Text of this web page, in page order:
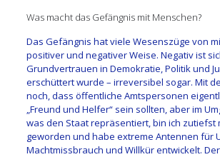
Was macht das Gefängnis mit Menschen?
Das Gefängnis hat viele Wesenszüge von
positiver und negativer Weise. Negativ ist
Grundvertrauen in Demokratie, Politik und
erschüttert wurde – irreversibel sogar. Mit
noch, dass öffentliche Amtspersonen
„Freund und Helfer“ sein sollten, aber im
was den Staat repräsentiert, bin ich zutiefst
geworden und habe extreme Antennen für
Machtmissbrauch und Willkür entwickelt.